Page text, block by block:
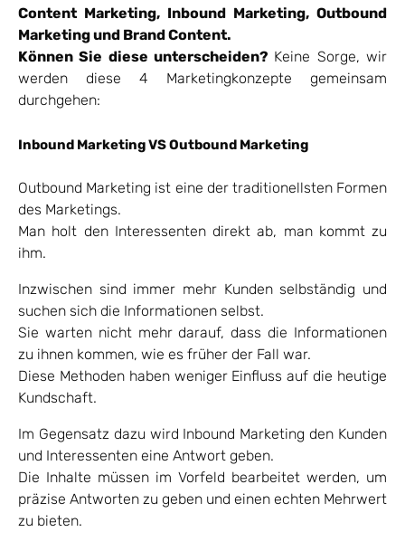
Content Marketing, Inbound Marketing, Outbound
Marketing und Brand Content.
Können Sie diese unterscheiden? Keine Sorge, wir
werden diese 4 Marketingkonzepte gemeinsam
durchgehen:
Inbound Marketing VS Outbound Marketing
Outbound Marketing ist eine der traditionellsten Formen
des Marketings.
Man holt den Interessenten direkt ab, man kommt zu
ihm.
Inzwischen sind immer mehr Kunden selbständig und
suchen sich die Informationen selbst.
Sie warten nicht mehr darauf, dass die Informationen
zu ihnen kommen, wie es früher der Fall war.
Diese Methoden haben weniger Einfluss auf die heutige
Kundschaft.
Im Gegensatz dazu wird Inbound Marketing den Kunden
und Interessenten eine Antwort geben.
Die Inhalte müssen im Vorfeld bearbeitet werden, um
präzise Antworten zu geben und einen echten Mehrwert
zu bieten.